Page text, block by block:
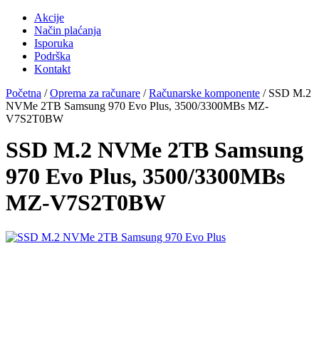
Akcije
Način plaćanja
Isporuka
Podrška
Kontakt
Početna /Oprema za računare /Računarske komponente / SSD M.2
NVMe 2TB Samsung 970 Evo Plus, 3500/3300MBs MZ-
V7S2T0BW
SSD M.2 NVMe 2TB Samsung
970 Evo Plus, 3500/3300MBs
MZ-V7S2T0BW